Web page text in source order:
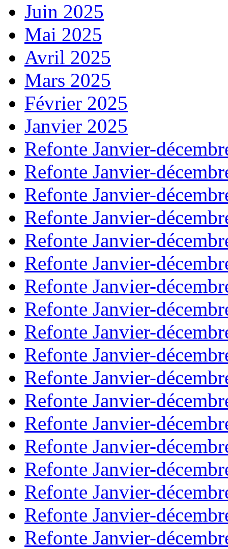
Juin 2025
Mai 2025
Avril 2025
Mars 2025
Février 2025
Janvier 2025
Refonte Janvier-
Refonte Janvier-
Refonte Janvier-
Refonte Janvier-
Refonte Janvier-
Refonte Janvier-
Refonte Janvier-
Refonte Janvier-
Refonte Janvier-
Refonte Janvier-
Refonte Janvier-
Refonte Janvier-
Refonte Janvier-
Refonte Janvier-
Refonte Janvier-
Refonte Janvier-
Refonte Janvier-
Refonte Janvier-